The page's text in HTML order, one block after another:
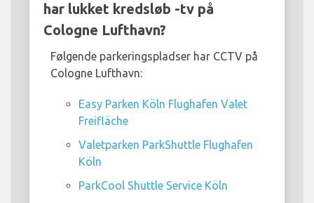
har lukket kredsløb -tv på
Cologne Lufthavn?
Følgende parkeringspladser har CCTV på
Cologne Lufthavn:
Easy Parken Köln Flughafen Valet
Freifläche
Valetparken ParkShuttle Flughafen
Köln
ParkCool Shuttle Service Köln